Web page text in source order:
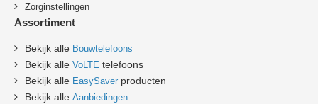
Zorginstellingen
Assortiment
Bekijk alle Bouwtelefoons
Bekijk alle VoLTE telefoons
Bekijk alle EasySaver producten
Bekijk alle Aanbiedingen